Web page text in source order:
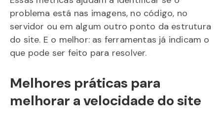
problema está nas imagens, no código, no
servidor ou em algum outro ponto da estrutura
do site. E o melhor: as ferramentas já indicam o
que pode ser feito para resolver.
Melhores práticas para
melhorar a velocidade do site